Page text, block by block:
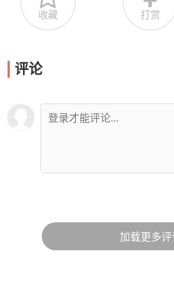
收藏 打赏
评论
加载更多评